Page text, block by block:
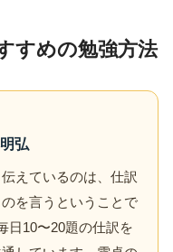
すめの勉強方法
弘
えているのは、仕訳
を言うということで
日10〜20題の仕訳を